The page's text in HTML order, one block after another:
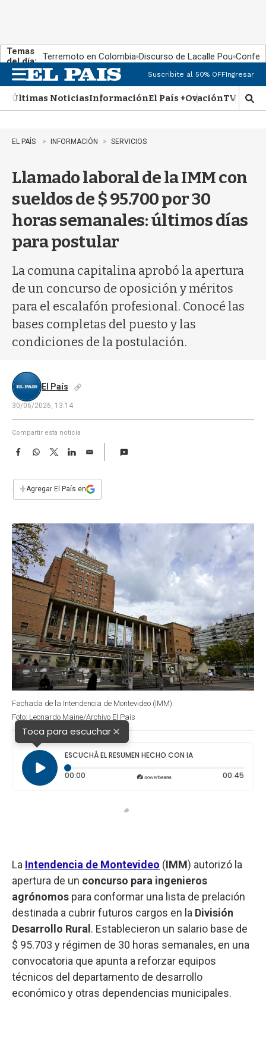
Temas
del día: Terremoto en Colombia Discurso de Lacalle Pou
n
u
Suscribite al 50% OFFIngresar
Últimas NoticiasInformaciónEl País +OvaciónTV Show
M
o
EL PAÍS INFORMACIÓN SERVICIOS
Llamado laboral de la IMM con
sueldos de $ 95.700 por 30
horas semanales: últimos días
para postular
La comuna capitalina aprobó la apertura
de un concurso de oposición y méritos
para el escalafón profesional. Conocé las
bases completas del puesto y las
condiciones de la postulación.
El País
30/06/2026, 13:14
Compartir esta noticia
F
e
b
k
W
s
p
T
w
t
L
n
E
i
l
+Agregar El País en
Fachada de la Intendencia de Montevideo (IMM).
Foto: Leonardo Maine/Archivo El País
Toca para escuchar×
ESCUCHÁ EL RESUMEN HECHO CON IA
00:00 Tiempo transcurrido: 0 segundos 00:45
La Intendencia de Montevideo (IMM) autorizó la
apertura de un concurso para ingenieros
agrónomos para conformar una lista de prelación
destinada a cubrir futuros cargos en la División
Desarrollo Rural . Establecieron un salario base de
$ 95.703 y régimen de 30 horas semanales, en una
convocatoria que apunta a reforzar equipos
técnicos del departamento de desarrollo
económico y otras dependencias municipales.